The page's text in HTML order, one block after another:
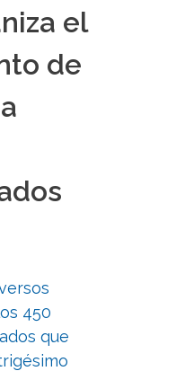
el
de
450
que